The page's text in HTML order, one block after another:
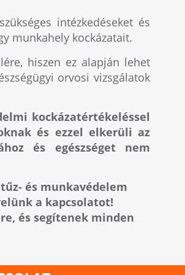
intézkedéseket és
munkahely kockázatait.
hiszen ez alapján lehet
orvosi vizsgálatok
kockázatértékeléssel
és ezzel elkerüli az
és egészséget nem
és munkavédelem
a kapcsolatot!
és segítenek minden